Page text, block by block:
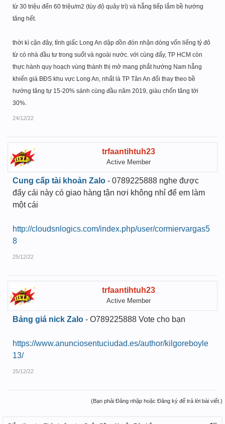
từ 30 triệu đến 60 triệu/m2 (tùy độ quây trí) và hẵng tiếp lắm bề hướng
tăng hết.
thời kì cận đây, tỉnh giấc Long An dập dồn đón nhận dòng vốn liếng tỷ đô
từ có nhà đầu tư trong suốt và ngoài nước. với cùng đấy, TP HCM còn
thực hành quy hoạch vùng thành thị mở mang phắt hướng Nam hẵng
khiến giá BĐS khu vực Long An, nhất là TP Tân An đổi thay theo bề
hướng tăng tự 15-20% sánh cùng đầu năm 2019, giàu chốn tăng tới
30%.
24/12/22
trfaantihtuh23
Active Member
Cung cấp tài khoản Zalo - 0789225888 nghe được
đấy cái này có giao hàng tận nơi không nhỉ để em làm
một cái
http://cloudsnlogics.com/index.php/user/cormiervargas5
8
25/12/22
trfaantihtuh23
Active Member
Bảng giá nick Zalo - O789225888 Vote cho bạn
https://www.anunciosentuciudad.es/author/kilgoreboyle
13/
25/12/22
(Bạn phải Đăng nhập hoặc Đăng ký để trả lời bài viết.)